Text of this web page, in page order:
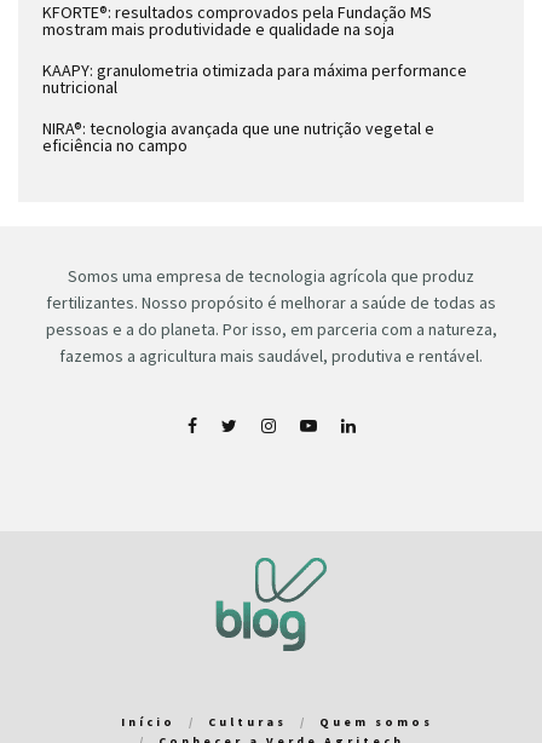
KFORTE®: resultados comprovados pela Fundação MS
mostram mais produtividade e qualidade na soja
KAAPY: granulometria otimizada para máxima performance
nutricional
NIRA®: tecnologia avançada que une nutrição vegetal e
eficiência no campo
Somos uma empresa de tecnologia agrícola que produz
fertilizantes. Nosso propósito é melhorar a saúde de todas as
pessoas e a do planeta. Por isso, em parceria com a natureza,
fazemos a agricultura mais saudável, produtiva e rentável.
Início Culturas
Quem somos